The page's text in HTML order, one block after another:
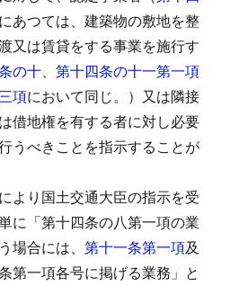
あつては、建築物の敷地を整
又は賃貸をする事業を施行す
の十、 第十四条の十一第一項
項において同じ。）又は隣接
借地権を有する者に対し必要
うべきことを指示することが
より国土交通大臣の指示を受
に「第十四条の八第一項の業
場合には、 第十一条第一項及
第一項各号に掲げる業務」と